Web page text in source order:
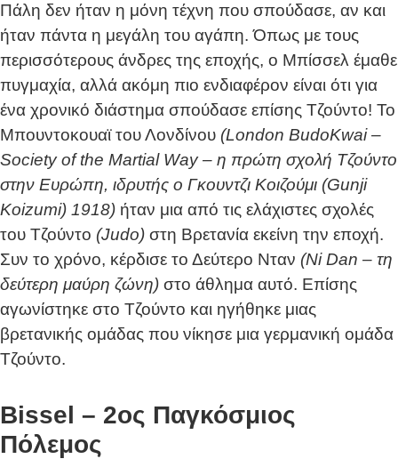
Πάλη δεν ήταν η μόνη τέχνη που σπούδασε, αν και
ήταν πάντα η μεγάλη του αγάπη. Όπως με τους
περισσότερους άνδρες της εποχής, ο Μπίσσελ έμαθε
πυγμαχία, αλλά ακόμη πιο ενδιαφέρον είναι ότι για
ένα χρονικό διάστημα σπούδασε επίσης Τζούντο! Το
Μπουντοκουαϊ του Λονδίνου (London BudoKwai –
Society of the Martial Way – η πρώτη σχολή Τζούντο
στην Ευρώπη, ιδρυτής ο Γκουντζι Κοιζούμι (Gunji
Koizumi) 1918) ήταν μια από τις ελάχιστες σχολές
του Τζούντο (Judo) στη Βρετανία εκείνη την εποχή.
Συν το χρόνο, κέρδισε το Δεύτερο Νταν (Ni Dan – τη
δεύτερη μαύρη ζώνη) στο άθλημα αυτό. Επίσης
αγωνίστηκε στο Τζούντο και ηγήθηκε μιας
βρετανικής ομάδας που νίκησε μια γερμανική ομάδα
Τζούντο.
Bissel – 2ος Παγκόσμιος
Πόλεμος